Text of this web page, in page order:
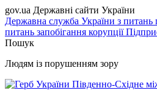
gov.ua Державні сайти України
Державна служба України з питань
питань запобігання корупції
Пошук
Людям із порушенням зору
Південно-Східне